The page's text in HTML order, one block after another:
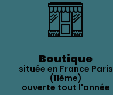
Boutique
située en France Paris
(11ème)
ouverte tout l'année